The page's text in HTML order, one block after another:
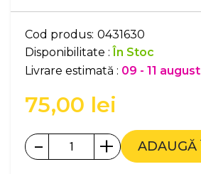
Cod produs: 0431630
Disponibilitate :În Stoc
Livrare estimată : 09 - 11 august
75,00 lei
- + ADAUGĂ